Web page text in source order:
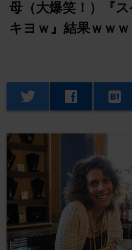
母（大爆笑！）『
キヨｗ』結果ｗｗｗ
twitter facebook hatenabookmark